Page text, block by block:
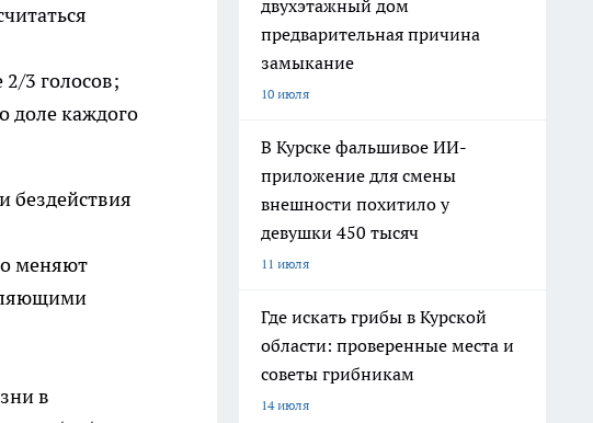
3 голосов;
доле каждого
бездействия
меняют
в
двухэтажный дом
предварительная причина
замыкание
10 июля
В Курске фальшивое ИИ-
приложение для смены
внешности похитило у
девушки 450 тысяч
11 июля
Где искать грибы в Курской
области: проверенные места и
советы грибникам
14 июля